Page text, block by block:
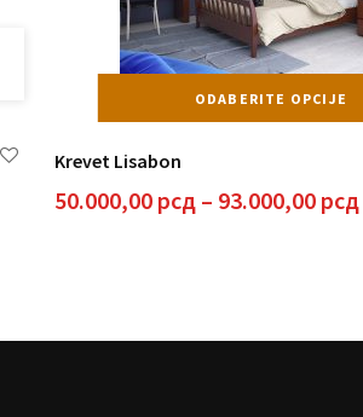
ODABERITE OPCIJE
Krevet Lisabon
50.000,00 рсд – 93.000,00 рсд